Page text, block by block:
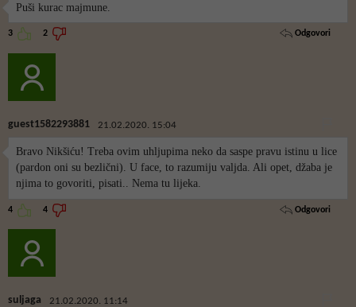
Puši kurac majmune.
3 2 Odgovori
guest1582293881 21.02.2020. 15:04
Bravo Nikšiću! Treba ovim uhljupima neko da saspe pravu istinu u lice
(pardon oni su bezlični). U face, to razumiju valjda. Ali opet, džaba je
njima to govoriti, pisati.. Nema tu lijeka.
4 4 Odgovori
suljaga 21.02.2020. 11:14